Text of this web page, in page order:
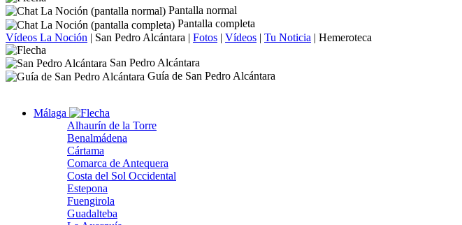
Pantalla normal
Pantalla completa
Vídeos La Noción | San Pedro Alcántara | Fotos | Vídeos | Tu Noticia | Hemeroteca
San Pedro Alcántara
Guía de San Pedro Alcántara
Málaga
Alhaurín de la Torre
Benalmádena
Cártama
Comarca de Antequera
Costa del Sol Occidental
Estepona
Fuengirola
Guadalteba